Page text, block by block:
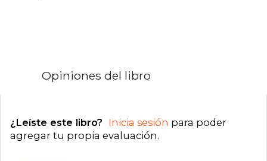
Opiniones del libro
¿Leíste este libro? Inicia sesión para poder
agregar tu propia evaluación.